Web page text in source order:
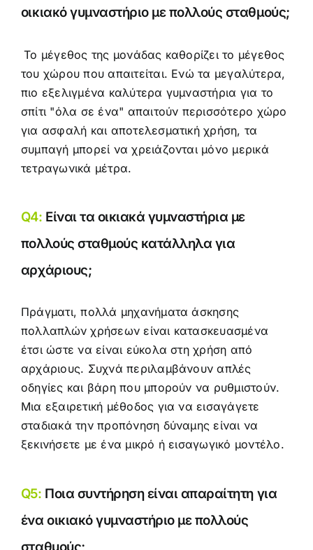
οικιακό γυμναστήριο με πολλούς σταθμούς;
Το μέγεθος της μονάδας καθορίζει το μέγεθος
του χώρου που απαιτείται. Ενώ τα μεγαλύτερα,
πιο εξελιγμένα καλύτερα γυμναστήρια για το
σπίτι "όλα σε ένα" απαιτούν περισσότερο χώρο
για ασφαλή και αποτελεσματική χρήση, τα
συμπαγή μπορεί να χρειάζονται μόνο μερικά
τετραγωνικά μέτρα.
Q4: Είναι τα οικιακά γυμναστήρια με
πολλούς σταθμούς κατάλληλα για
αρχάριους;
Πράγματι, πολλά μηχανήματα άσκησης
πολλαπλών χρήσεων είναι κατασκευασμένα
έτσι ώστε να είναι εύκολα στη χρήση από
αρχάριους. Συχνά περιλαμβάνουν απλές
οδηγίες και βάρη που μπορούν να ρυθμιστούν.
Μια εξαιρετική μέθοδος για να εισαγάγετε
σταδιακά την προπόνηση δύναμης είναι να
ξεκινήσετε με ένα μικρό ή εισαγωγικό μοντέλο.
Q5: Ποια συντήρηση είναι απαραίτητη για
ένα οικιακό γυμναστήριο με πολλούς
σταθμούς;